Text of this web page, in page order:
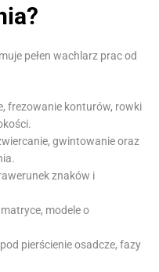
pełen wachlarz prac od
frezowanie konturów, rowki
gwintowanie oraz
znaków i
modele o
pierścienie osadcze, fazy